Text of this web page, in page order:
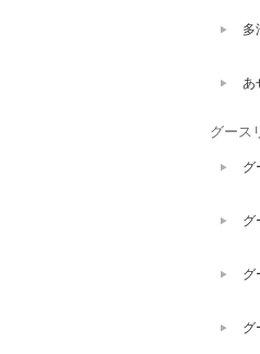
多
あ
グース
グ
グ
グ
グ